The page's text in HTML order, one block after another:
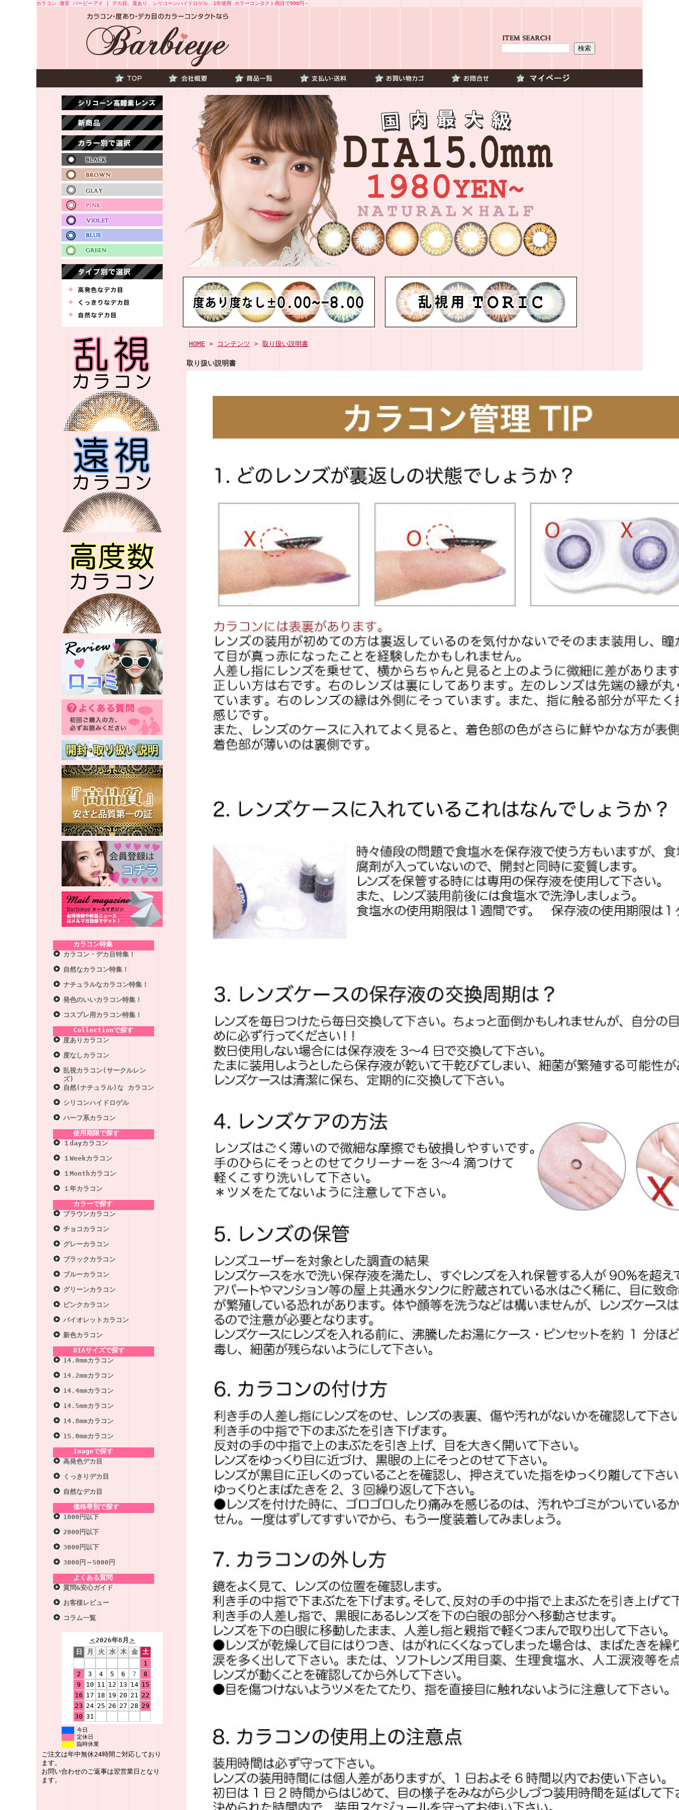
カラコン 激安 バービーアイ | デカ目、度あり、シリコーンハイドロゲル、1年使用 カラーコンタクト両目で990円～
カラコン特集
カラコン・デカ目特集！
自然なカラコン特集！
ナチュラルなカラコン特集！
発色のいいカラコン特集！
コスプレ用カラコン特集！
Collectionで探す
度ありカラコン
度なしカラコン
乱視カラコン(サークルレン
ズ)
自然(ナチュラル)な カラコン
シリコンハイドロゲル
ハーフ系カラコン
使用期限で探す
１dayカラコン
１Weekカラコン
１Monthカラコン
１年カラコン
カラーで探す
ブラウンカラコン
チョコカラコン
グレーカラコン
ブラックカラコン
ブルーカラコン
グリーンカラコン
ピンクカラコン
バイオレットカラコン
新色カラコン
DIAサイズで探す
14.0mmカラコン
14.2mmカラコン
14.4mmカラコン
14.5mmカラコン
14.8mmカラコン
15.0mmカラコン
Imageで探す
高発色デカ目
くっきりデカ目
自然なデカ目
価格帯別で探す
1000円以下
2000円以下
3000円以下
3000円～5000円
よくある質問
質問&安心ガイド
お客様レビュー
コラム一覧
＜2026年8月 ＞
日
月 火 水 木 金
土
1
2
3 4 5 6 7
8
9
10 11 12 13 14 15
16 17 18 19 20 21 22
23 24 25 26 27 28 29
30 31
今日
定休日
臨時休業
ご注文は年中無休24時間ご対応しており
ます。
お問い合わせのご返事は翌営業日となり
ます。
HOME > コンテンツ > 取り扱い説明書
取り扱い説明書